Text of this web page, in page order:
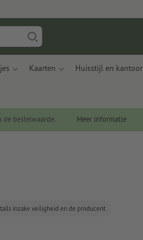
Kaarten Huisstijl en kantoor
de bestelwaarde. Meer informatie
inzake veiligheid en de producent